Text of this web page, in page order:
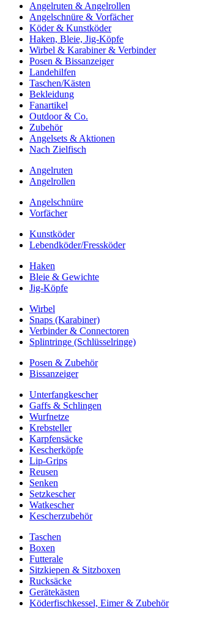
Angelruten & Angelrollen
Angelschnüre & Vorfächer
Köder & Kunstköder
Haken, Bleie, Jig-Köpfe
Wirbel & Karabiner & Verbinder
Posen & Bissanzeiger
Landehilfen
Taschen/Kästen
Bekleidung
Fanartikel
Outdoor & Co.
Zubehör
Angelsets & Aktionen
Nach Zielfisch
Angelruten
Angelrollen
Angelschnüre
Vorfächer
Kunstköder
Lebendköder/Fressköder
Haken
Bleie & Gewichte
Jig-Köpfe
Wirbel
Snaps (Karabiner)
Verbinder & Connectoren
Splintringe (Schlüsselringe)
Posen & Zubehör
Bissanzeiger
Unterfangkescher
Gaffs & Schlingen
Wurfnetze
Krebsteller
Karpfensäcke
Kescherköpfe
Lip-Grips
Reusen
Senken
Setzkescher
Watkescher
Kescherzubehör
Taschen
Boxen
Futterale
Sitzkiepen & Sitzboxen
Rucksäcke
Gerätekästen
Köderfischkessel, Eimer & Zubehör